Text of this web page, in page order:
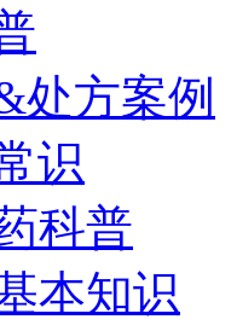
处方案例
识
科普
本知识